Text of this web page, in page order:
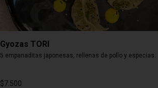
Gyozas TORI
5 empanaditas japonesas, rellenas de pollo y especias.
$7.500